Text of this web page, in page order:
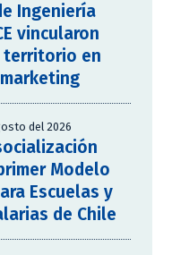
Ingeniería
vincularon
territorio en
del 2026
Modelo
Escuelas y
de Chile